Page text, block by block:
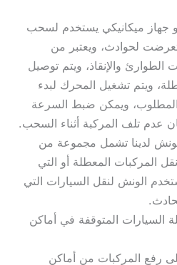
جهاز ميكانيكي يستخدم لسحب
لحوادث، ويعتبر من
الطوارئ والإنقاذ، ويتم توصيل
ويتم تشغيل المحرك لبدء
ويمكن ضبط السرعة
عدم تلف المركبة أثناء السحب.
لدينا تشمل مجموعة من
المركبات المعطلة أو التي
الونش لنقل السيارات التي
السيارات المتوقفة في أماكن
رفع المركبات من أماكن